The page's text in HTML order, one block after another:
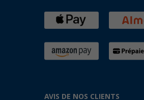
AVIS DE NOS CLIENTS